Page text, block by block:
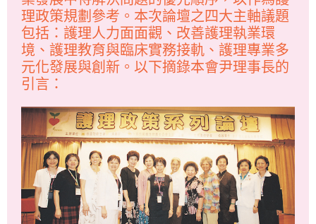
理政策規劃參考。本次論壇之四大主軸議題
包括：護理人力面面觀、改善護理執業環
境、護理教育與臨床實務接軌、護理專業多
元化發展與創新。以下摘錄本會尹理事長的
引言：